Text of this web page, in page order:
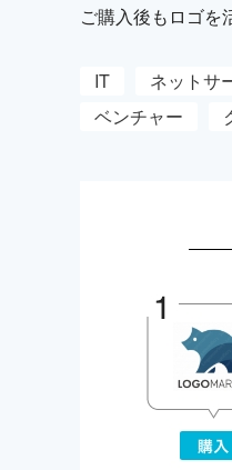
ご購入後もロゴを
IT ネットサ
ベンチャー